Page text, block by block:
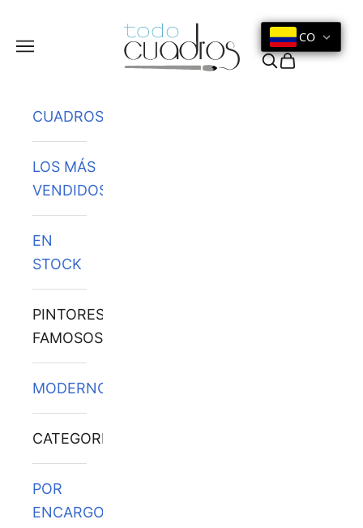
Menú
CO
Buscar
Cesta
CUADROS
LOS MÁS
VENDIDOS
EN
STOCK
PINTORES
FAMOSOS
MODERNOS
CATEGORÍAS
POR
ENCARGO